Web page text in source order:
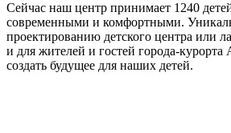
Сейчас наш центр принимает 1240
современными и комфортными.
проектированию детского центра или
и для жителей и гостей города-
создать будущее для наших детей.